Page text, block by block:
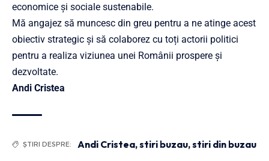
economice și sociale sustenabile.
Mă angajez să muncesc din greu pentru a ne atinge acest
obiectiv strategic și să colaborez cu toți actorii politici
pentru a realiza viziunea unei Românii prospere și
dezvoltate.
Andi Cristea
ȘTIRI DESPRE: Andi Cristea,stiri buzau,stiri din buzau